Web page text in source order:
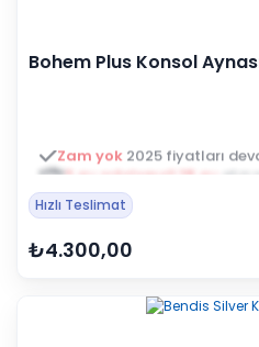
Bohem Plus Konsol
3 ay ertelemeli 18 ay
Hızlı Teslimat
₺4.300,00